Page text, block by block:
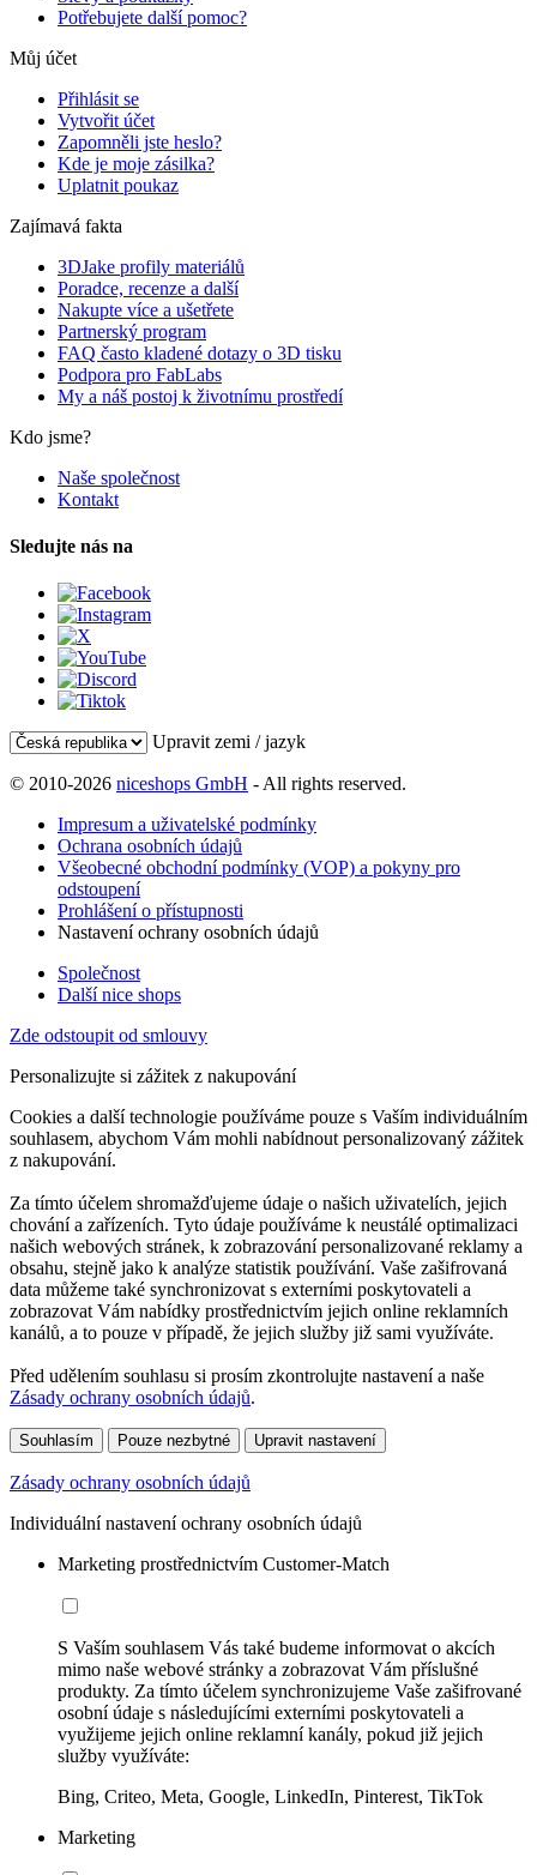
Potřebujete další pomoc?
Můj účet
Přihlásit se
Vytvořit účet
Zapomněli jste heslo?
Kde je moje zásilka?
Uplatnit poukaz
Zajímavá fakta
3DJake profily materiálů
Poradce, recenze a další
Nakupte více a ušetřete
Partnerský program
FAQ často kladené dotazy o 3D tisku
Podpora pro FabLabs
My a náš postoj k životnímu prostředí
Kdo jsme?
Naše společnost
Kontakt
Sledujte nás na
Upravit zemi / jazyk
© 2010-2026 niceshops GmbH - All rights reserved.
Impresum a uživatelské podmínky
Ochrana osobních údajů
Všeobecné obchodní podmínky (VOP) a pokyny pro
odstoupení
Prohlášení o přístupnosti
Nastavení ochrany osobních údajů
Společnost
Další nice shops
Zde odstoupit od smlouvy
Personalizujte si zážitek z nakupování
Cookies a další technologie používáme pouze s Vaším individuálním
souhlasem, abychom Vám mohli nabídnout personalizovaný zážitek
z nakupování.
Za tímto účelem shromažďujeme údaje o našich uživatelích, jejich
chování a zařízeních. Tyto údaje používáme k neustálé optimalizaci
našich webových stránek, k zobrazování personalizované reklamy a
obsahu, stejně jako k analýze statistik používání. Vaše zašifrovaná
data můžeme také synchronizovat s externími poskytovateli a
zobrazovat Vám nabídky prostřednictvím jejich online reklamních
kanálů, a to pouze v případě, že jejich služby již sami využíváte.
Před udělením souhlasu si prosím zkontrolujte nastavení a naše
Zásady ochrany osobních údajů.
Souhlasím Pouze nezbytné Upravit nastavení
Zásady ochrany osobních údajů
Individuální nastavení ochrany osobních údajů
Marketing prostřednictvím Customer-Match
S Vaším souhlasem Vás také budeme informovat o akcích
mimo naše webové stránky a zobrazovat Vám příslušné
produkty. Za tímto účelem synchronizujeme Vaše zašifrované
osobní údaje s následujícími externími poskytovateli a
využijeme jejich online reklamní kanály, pokud již jejich
služby využíváte:
Bing, Criteo, Meta, Google, LinkedIn, Pinterest, TikTok
Marketing